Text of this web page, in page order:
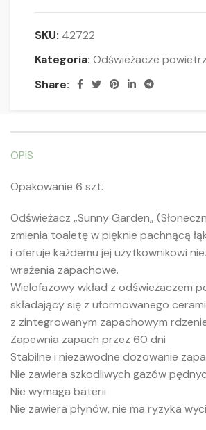
SKU: 42722
Kategoria: Odświeżacze
Share:
OPIS
Opakowanie 6 szt.
Odświeżacz „Sunny Garden„
zmienia toaletę w pięknie pachnącą
i oferuje każdemu jej użytkownikowi
wrażenia zapachowe.
Wielofazowy wkład z odświeżaczem
składający się z uformowanego
z zintegrowanym zapachowym
Zapewnia zapach przez 60 dni
Stabilne i niezawodne dozowanie
Nie zawiera szkodliwych gazów
Nie wymaga baterii
Nie zawiera płynów, nie ma ryzyka